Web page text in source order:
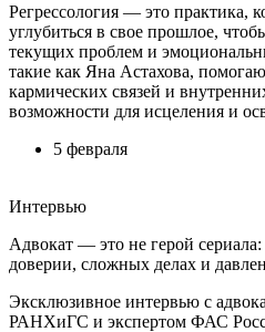
Регрессология — это практика,
углубиться в свое прошлое,
текущих проблем и
такие как Яна Астахова,
кармических связей и
возможности для исцеления и
5 февраля
Интервью
Адвокат — это не герой
доверии, сложных делах и
Эксклюзивное интервью с
РАНХиГС и экспертом ФАС